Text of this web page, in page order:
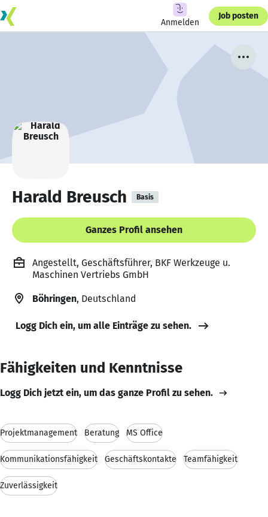
Anmelden
Job posten
Harald Breusch Basis
Ganzes Profil ansehen
Angestellt, Geschäftsführer, BKF Werkzeuge u.
Maschinen Vertriebs GmbH
Böhringen, Deutschland
Logg Dich ein, um alle Einträge zu sehen.
Fähigkeiten und Kenntnisse
Logg Dich jetzt ein, um das ganze Profil zu sehen.
Projektmanagement Beratung MS Office
Kommunikationsfähigkeit Geschäftskontakte Teamfähigkeit
Zuverlässigkeit